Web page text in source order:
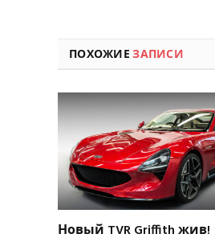
ПОХОЖИЕЗАПИСИ
Новый TVR Griffith жив!